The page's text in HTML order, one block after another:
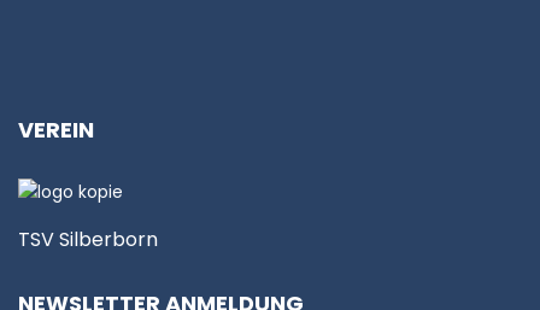
VEREIN
TSV Silberborn
NEWSLETTER ANMELDUNG